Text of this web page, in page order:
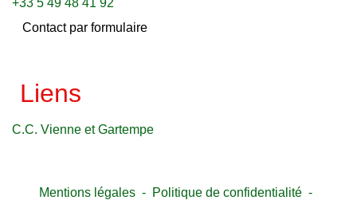
+33 5 49 48 41 92
Contact par formulaire
Liens
C.C. Vienne et Gartempe
Mentions légales - Politique de confidentialité -